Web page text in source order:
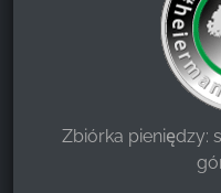
Zbiórka pieniędzy: